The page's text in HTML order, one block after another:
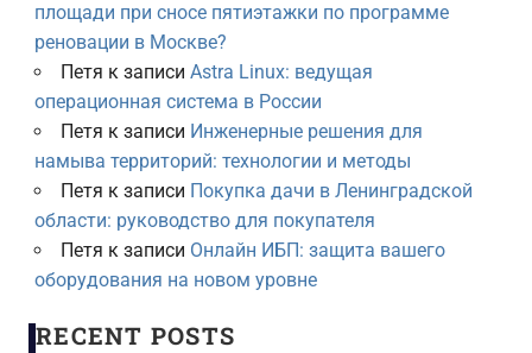
площади при сносе пятиэтажки по программе
реновации в Москве?
Петя к записи Astra Linux: ведущая
операционная система в России
Петя к записи Инженерные решения для
намыва территорий: технологии и методы
Петя к записи Покупка дачи в Ленинградской
области: руководство для покупателя
Петя к записи Онлайн ИБП: защита вашего
оборудования на новом уровне
RECENT POSTS